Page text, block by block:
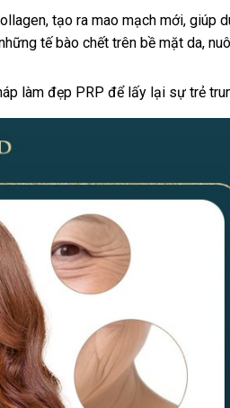
tạo ra mao mạch mới, giúp
tế bào chết trên bề mặt da,
làm đẹp PRP để lấy lại sự trẻ